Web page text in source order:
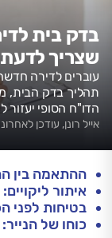
בדק בית
שצריך
עוברים לדירה
תהליך בדק הבית,
הדו"ח הסופי יעזור
אייל רונן, עודכן לאחרונה:
ההתאמה בין
איתור
בטיחות לפני
כוחו של